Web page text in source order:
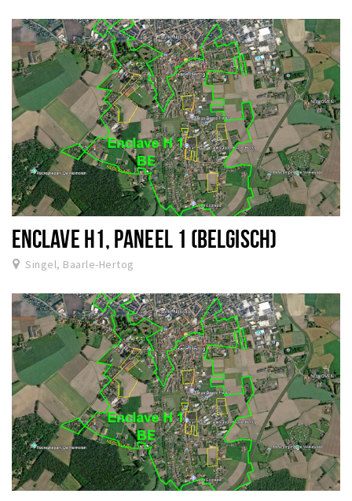
ENCLAVE H1, PANEEL 1 (BELGISCH)
Singel, Baarle-Hertog